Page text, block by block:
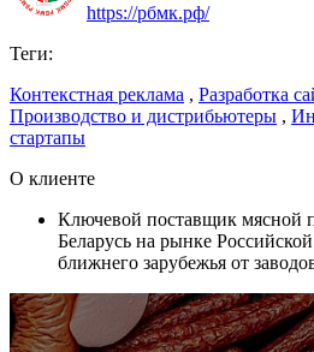
https://рбмк.рф/
Теги:
Контекстная реклама , Разработка
Производство и дистрибьютеры ,
стартапы
О клиенте
Ключевой поставщик мясной
Беларусь на рынке
ближнего зарубежья от